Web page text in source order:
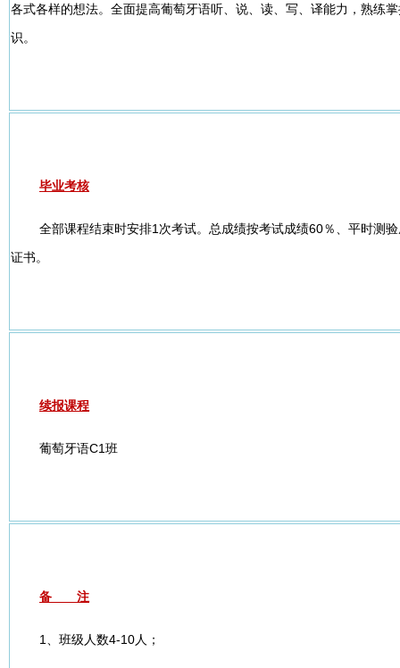
各式各样的想法。全面提高葡萄牙语听、说、读、写、译能力，熟练
识。
毕业考核
全部课程结束时安排1次考试。总成绩按考试成绩60％、平时测
证书。
续报课程
葡萄牙语C1班
备 注
1、班级人数4-10人；